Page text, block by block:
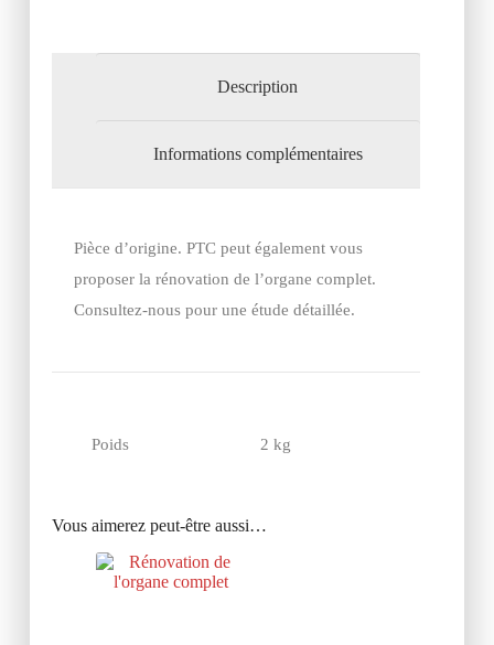
Description
Informations complémentaires
Pièce d’origine. PTC peut également vous
proposer la rénovation de l’organe complet.
Consultez-nous pour une étude détaillée.
Poids 2 kg
Vous aimerez peut-être aussi…